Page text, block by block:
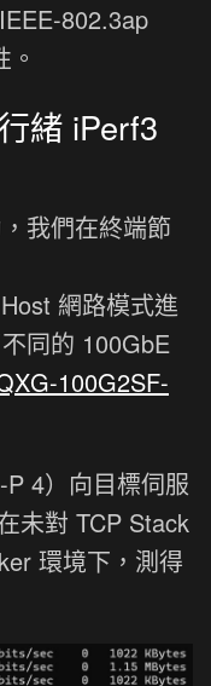
802.3ap
緒 iPerf3
我們在終端節
網路模式進
同的 100GbE
100G2SF-
4）向目標伺服
未對 TCP Stack
環境下，測得